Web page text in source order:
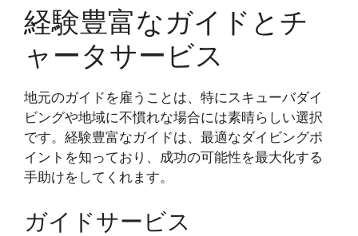
経験豊富なガイドとチ
ャータサービス
地元のガイドを雇うことは、特にスキューバダイ
ビングや地域に不慣れな場合には素晴らしい選択
です。経験豊富なガイドは、最適なダイビングポ
イントを知っており、成功の可能性を最大化する
手助けをしてくれます。
ガイドサービス